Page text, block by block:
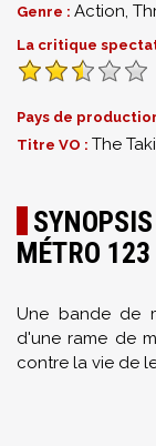
Genre : Action,
La critique
Pays de
Titre VO : The
MÉTRO 123
Une bande de
d'une rame de
contre la vie de